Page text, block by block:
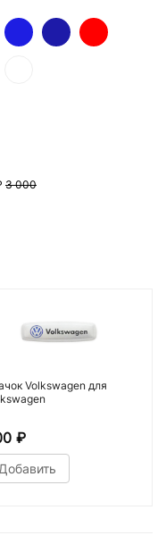
3 000
Volkswagen для
₽
Добавить